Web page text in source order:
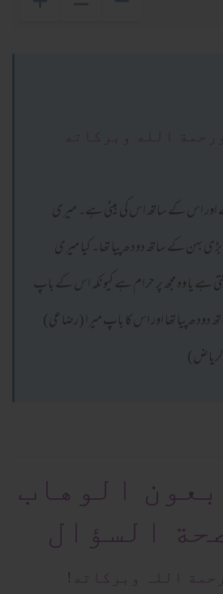
ورحمة الله وبركاته
اور اس کے ساتھ اس کی بیٹی ہے۔ میری
بہن کے ساتھ دودھ پیا تھا۔ کیا میری
ہے یا وہ مجھ پر حرام ہے کیونکہ اس کے باپ
پیا تھا اور اس کا باپ میرا (رضاعی)
الوهاب
السؤال
اللہ وبرکاته!